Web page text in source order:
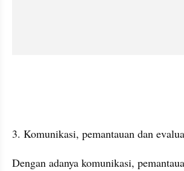
3. Komunikasi, pemantauan dan
Dengan adanya komunikasi,